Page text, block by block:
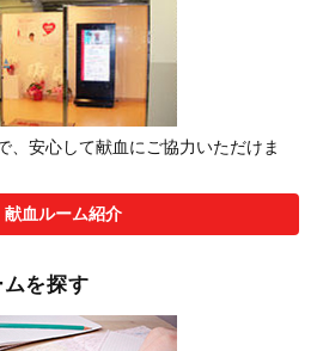
、安心して献血にご協力いただけま
献血ルーム紹介
を探す